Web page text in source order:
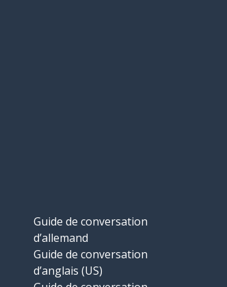
Guide de conversation
d’allemand
Guide de conversation
d’anglais (US)